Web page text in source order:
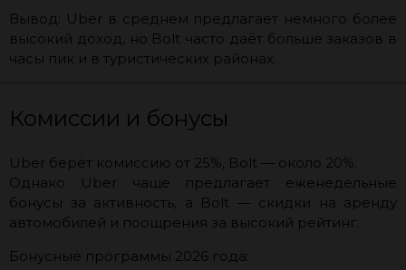
Вывод: Uber в среднем предлагает немного более
высокий доход, но Bolt часто даёт больше заказов в
часы пик и в туристических районах.
Комиссии и бонусы
Uber берёт комиссию от 25%, Bolt — около 20%.
Однако Uber чаще предлагает еженедельные
бонусы за активность, а Bolt — скидки на аренду
автомобилей и поощрения за высокий рейтинг.
Бонусные программы 2026 года: